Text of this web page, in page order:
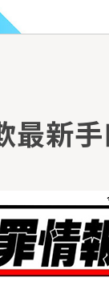
最新手